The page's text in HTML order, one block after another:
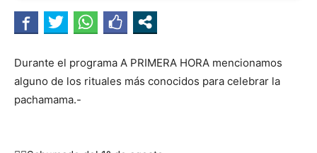
Durante el programa A PRIMERA HORA mencionamos
alguno de los rituales más conocidos para celebrar la
pachamama.-